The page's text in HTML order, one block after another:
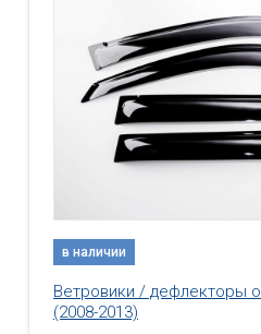
в наличии
Ветровики / дефлекторы
(2008-2013)